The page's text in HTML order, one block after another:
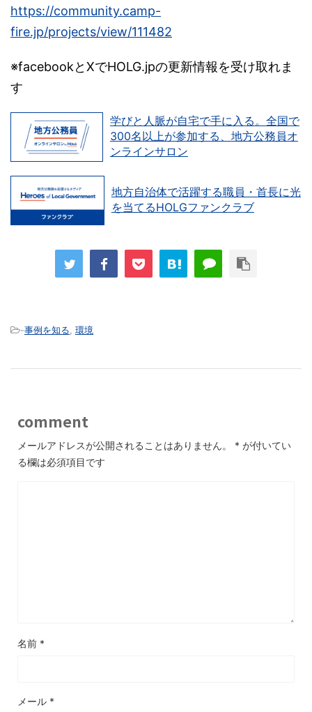
https://community.camp-
fire.jp/projects/view/111482
※facebookとXでHOLG.jpの更新情報を受け取れま
す
学びと人脈が自宅で手に入る。全国で
300名以上が参加する、地方公務員オ
ンラインサロン
地方自治体で活躍する職員・首長に光
を当てるHOLGファンクラブ
-事例を知る 環境
comment
メールアドレスが公開されることはありません。 * が付いてい
る欄は必須項目です
名前 *
メール *